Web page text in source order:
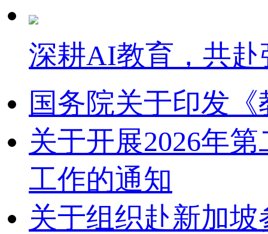
深耕AI教育，共
国务院关于印发
关于开展2026年
工作的通知
关于组织赴新加坡